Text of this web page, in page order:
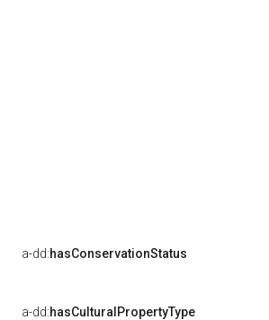
a-dd:hasConservationStatus
a-dd:hasCulturalPropertyType